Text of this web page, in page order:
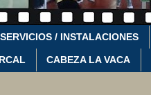
SERVICIOS / INSTALACIONES
CABEZA LA VACA